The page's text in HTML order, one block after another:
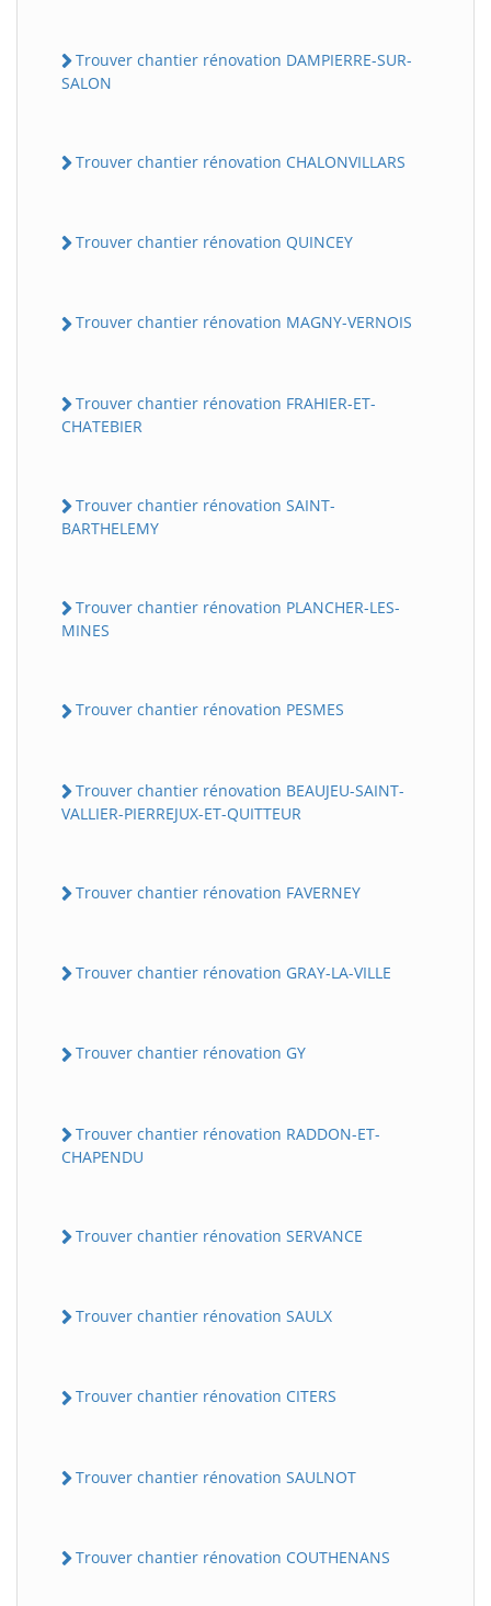
Trouver chantier rénovation DAMPIERRE-SUR-
SALON
Trouver chantier rénovation CHALONVILLARS
Trouver chantier rénovation QUINCEY
Trouver chantier rénovation MAGNY-VERNOIS
Trouver chantier rénovation FRAHIER-ET-
CHATEBIER
Trouver chantier rénovation SAINT-
BARTHELEMY
Trouver chantier rénovation PLANCHER-LES-
MINES
Trouver chantier rénovation PESMES
Trouver chantier rénovation BEAUJEU-SAINT-
VALLIER-PIERREJUX-ET-QUITTEUR
Trouver chantier rénovation FAVERNEY
Trouver chantier rénovation GRAY-LA-VILLE
Trouver chantier rénovation GY
Trouver chantier rénovation RADDON-ET-
CHAPENDU
Trouver chantier rénovation SERVANCE
Trouver chantier rénovation SAULX
Trouver chantier rénovation CITERS
Trouver chantier rénovation SAULNOT
Trouver chantier rénovation COUTHENANS